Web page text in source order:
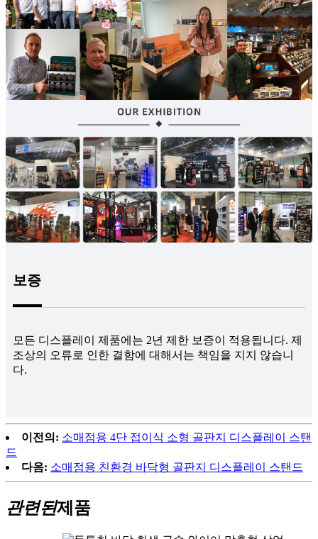
보증
모든 디스플레이 제품에는 2년 제한 보증이 적용됩니다. 제
조상의 오류로 인한 결함에 대해서는 책임을 지지 않습니
다.
이전의: 소매점용 4단 접이식 소형 골판지 디스플레이 스탠
드
다음: 소매점용 친환경 바닥형 골판지 디스플레이 스탠드
관련된제품